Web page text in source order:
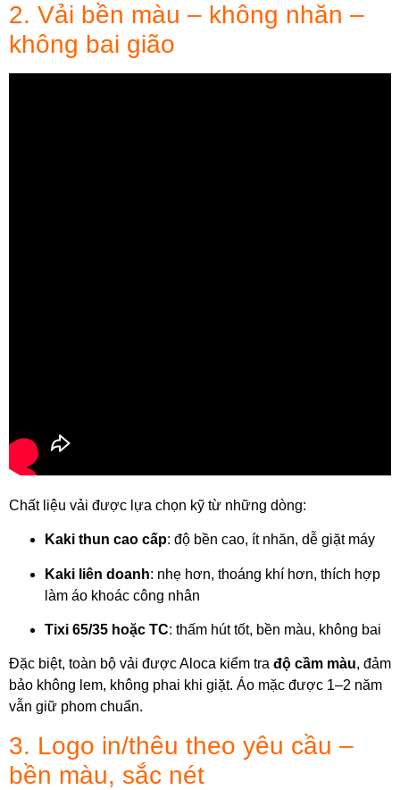
2. Vải bền màu – không nhăn –
không bai gião
Chất liệu vải được lựa chọn kỹ từ những dòng:
Kaki thun cao cấp: độ bền cao, ít nhăn, dễ giặt máy
Kaki liên doanh: nhẹ hơn, thoáng khí hơn, thích hợp
làm áo khoác công nhân
Tixi 65/35 hoặc TC: thấm hút tốt, bền màu, không bai
Đặc biệt, toàn bộ vải được Aloca kiểm tra độ cầm màu, đảm
bảo không lem, không phai khi giặt. Áo mặc được 1–2 năm
vẫn giữ phom chuẩn.
3. Logo in/thêu theo yêu cầu –
bền màu, sắc nét